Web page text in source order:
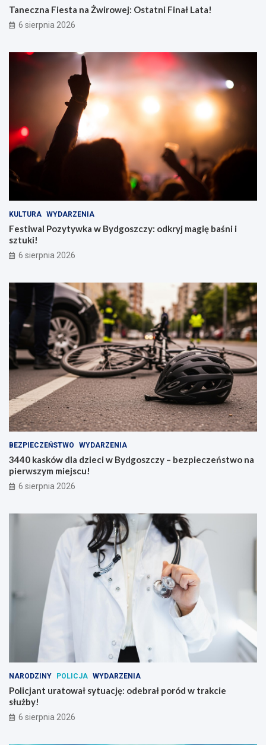
Taneczna Fiesta na Żwirowej: Ostatni Finał Lata!
6 sierpnia 2026
KULTURA WYDARZENIA
Festiwal Pozytywka w Bydgoszczy: odkryj magię baśni i
sztuki!
6 sierpnia 2026
BEZPIECZEŃSTWO WYDARZENIA
3440 kasków dla dzieci w Bydgoszczy – bezpieczeństwo na
pierwszym miejscu!
6 sierpnia 2026
NARODZINY POLICJA WYDARZENIA
Policjant uratował sytuację: odebrał poród w trakcie
służby!
6 sierpnia 2026